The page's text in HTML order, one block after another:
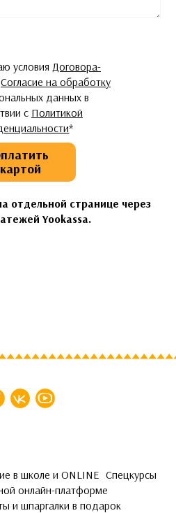
Согласие*
условия Договора-
Согласие на обработку
данных в
с Политикой
*
картой
отдельной странице через
Yookassa.
в школе и ONLINE Спецкурсы
онлайн-платформе
и шпаргалки в подарок